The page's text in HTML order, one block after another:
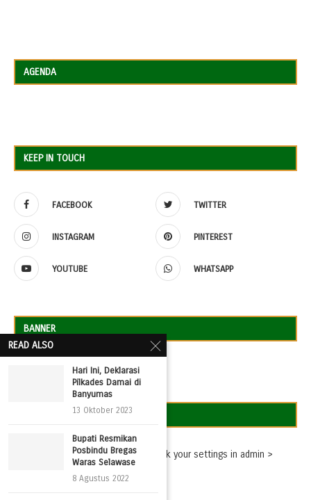
AGENDA
KEEP IN TOUCH
FACEBOOK TWITTER
INSTAGRAM PINTEREST
YOUTUBE WHATSAPP
BANNER
Missing consumer key - please check your settings in admin >
Settings > Twitter Feed Auth
READ ALSO
Hari Ini, Deklarasi
Pilkades Damai di
Banyumas
13 Oktober 2023
Bupati Resmikan
Posbindu Bregas
Waras Selawase
8 Agustus 2022